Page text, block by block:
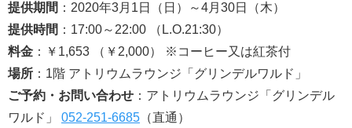
提供期間 ：2020年3月1日（日）～4月30日（木）
提供時間 ：17:00～22:00 （L.O.21:30）
料金 ：￥1,653 （￥2,000） ※コーヒー又は紅茶付
場所 ：1階 アトリウムラウンジ「グリンデルワルド」
ご予約・お問い合わせ ：アトリウムラウンジ「グリンデル
ワルド」 052-251-6685 （直通）